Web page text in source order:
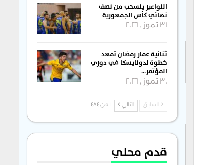
النواعير ينسحب من نصف
نهائي كأس الجمهورية
31 تموز , 2026
ثنائية عمار رمضان تمهد
خطوة لدونايسكا في دوري
المؤتمر…
30 تموز , 2026
السابق التالي 1 من 484
قدم محلي